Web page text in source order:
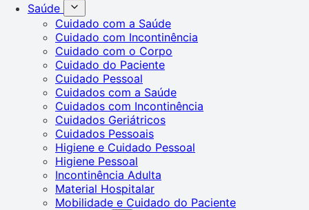
Saúde
Cuidado com a Saúde
Cuidado com Incontinência
Cuidado com o Corpo
Cuidado do Paciente
Cuidado Pessoal
Cuidados com a Saúde
Cuidados com Incontinência
Cuidados Geriátricos
Cuidados Pessoais
Higiene e Cuidado Pessoal
Higiene Pessoal
Incontinência Adulta
Material Hospitalar
Mobilidade e Cuidado do Paciente